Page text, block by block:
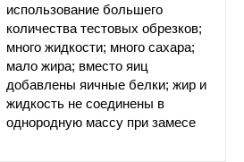
использование большего
количества тестовых обрезков;
много жидкости; много сахара;
мало жира; вместо яиц
добавлены яичные белки; жир и
жидкость не соединены в
однородную массу при замесе